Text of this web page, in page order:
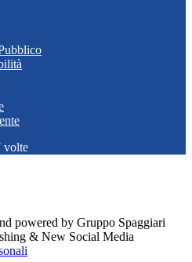
volte
powered by Gruppo Spaggiari
& New Social Media